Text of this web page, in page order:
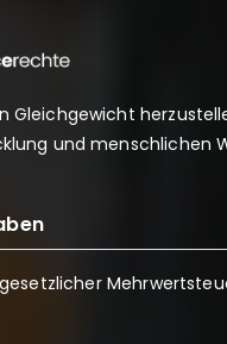
e
n
o
m
Gleichgewicht
und menschlichen